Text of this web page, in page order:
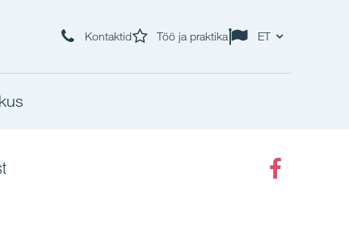
Kontaktid Töö ja praktika ET